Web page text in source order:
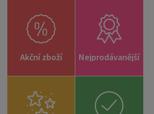
Akční zboží Nejprodávanější